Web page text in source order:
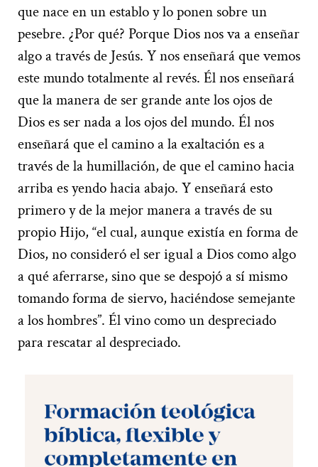
que nace en un establo y lo ponen sobre un
pesebre. ¿Por qué? Porque Dios nos va a enseñar
algo a través de Jesús. Y nos enseñará que vemos
este mundo totalmente al revés. Él nos enseñará
que la manera de ser grande ante los ojos de
Dios es ser nada a los ojos del mundo. Él nos
enseñará que el camino a la exaltación es a
través de la humillación, de que el camino hacia
arriba es yendo hacia abajo. Y enseñará esto
primero y de la mejor manera a través de su
propio Hijo, “el cual, aunque existía en forma de
Dios, no consideró el ser igual a Dios como algo
a qué aferrarse, sino que se despojó a sí mismo
tomando forma de siervo, haciéndose semejante
a los hombres”. Él vino como un despreciado
para rescatar al despreciado.